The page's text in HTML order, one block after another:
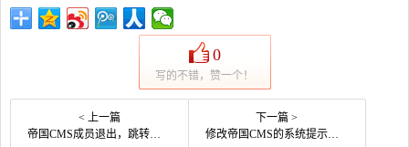
0
写的不错，赞一个！
< 上一篇
帝国CMS成员退出，跳转到指定地址
下一篇 >
修改帝国CMS的系统提示页面模板